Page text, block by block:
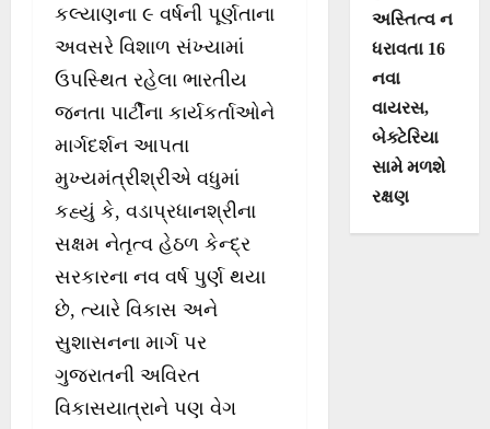
કલ્યાણના ૯ વર્ષની પૂર્ણતાના
અવસરે વિશાળ સંખ્યામાં
ઉપસ્થિત રહેલા ભારતીય
જનતા પાર્ટીના કાર્યકર્તાઓને
માર્ગદર્શન આપતા
મુખ્યમંત્રીશ્રીએ વધુમાં
કહ્યું કે, વડાપ્રધાનશ્રીના
સક્ષમ નેતૃત્વ હેઠળ કેન્દ્ર
સરકારના નવ વર્ષ પુર્ણ થયા
છે, ત્યારે વિકાસ અને
સુશાસનના માર્ગ પર
ગુજરાતની અવિરત
વિકાસયાત્રાને પણ વેગ
અસ્તિત્વ ન
ધરાવતા 16
નવા
વાયરસ,
બેક્ટેરિયા
સામે મળશે
રક્ષણ